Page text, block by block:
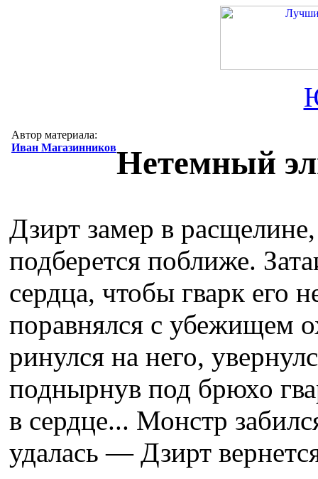
Автор материала:
Иван МагазинниковНетемный
Дзирт замер в
подберется поближе.
сердца, чтобы гварк его
поравнялся с убежищем
ринулся на него,
поднырнув под брюхо
в сердце... Монстр
удалась — Дзирт